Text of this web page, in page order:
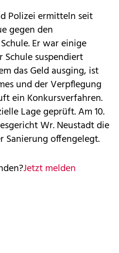
Polizei ermitteln seit
gegen den
Er war einige
suspendiert
das Geld ausging, ist
und der Verpflegung
ein Konkursverfahren.
Lage geprüft. Am 10.
Wr. Neustadt die
Sanierung offengelegt.
Jetzt melden